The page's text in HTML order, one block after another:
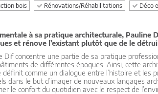
bois Rénovations/Réhabilitations
Déco
à sa pratique architecturale, Pauline
et rénove l’existant plutôt que de le
concentre une partie de sa pratique
de différentes époques. Ainsi, cette
comme un dialogue entre l’histoire et les
dans le but d’imager de nouveaux langages
le confort du quotidien avec le respect de